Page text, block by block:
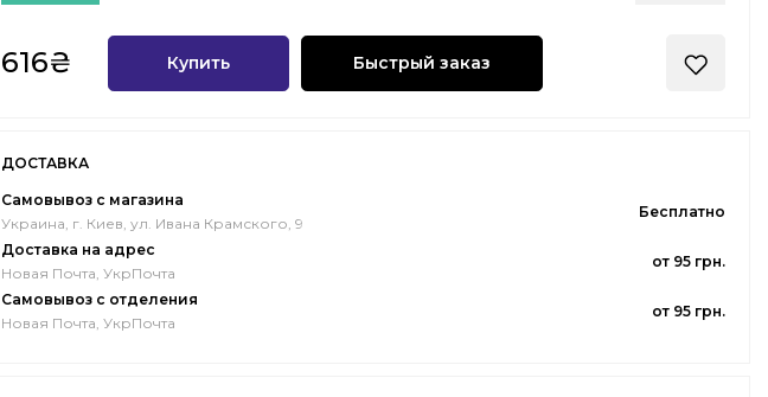
616₴ Купить Быстрый заказ
ДОСТАВКА
Самовывоз с магазина
Украина, г. Киев, ул. Ивана Крамского, 9
Бесплатно
Доставка на адрес
Новая Почта, УкрПочта
от 95 грн.
Самовывоз с отделения
Новая Почта, УкрПочта
от 95 грн.